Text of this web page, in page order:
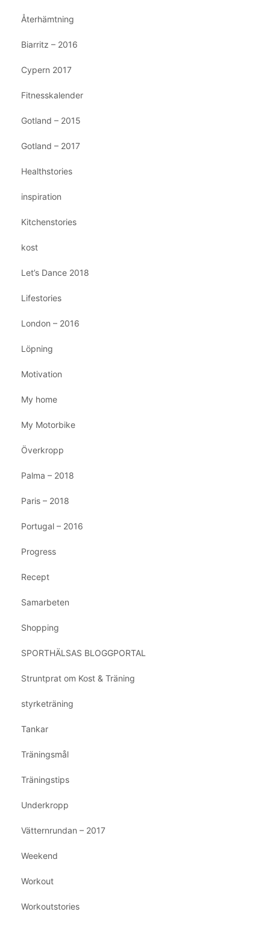
Återhämtning
Biarritz – 2016
Cypern 2017
Fitnesskalender
Gotland – 2015
Gotland – 2017
Healthstories
inspiration
Kitchenstories
kost
Let’s Dance 2018
Lifestories
London – 2016
Löpning
Motivation
My home
My Motorbike
Överkropp
Palma – 2018
Paris – 2018
Portugal – 2016
Progress
Recept
Samarbeten
Shopping
SPORTHÄLSAS BLOGGPORTAL
Struntprat om Kost & Träning
styrketräning
Tankar
Träningsmål
Träningstips
Underkropp
Vätternrundan – 2017
Weekend
Workout
Workoutstories